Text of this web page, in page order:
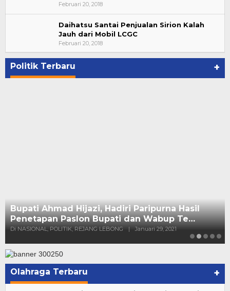
Februari 20, 2018
Daihatsu Santai Penjualan Sirion Kalah
Jauh dari Mobil LCGC
Februari 20, 2018
Politik Terbaru +
Bupati Ahmad Hijazi, Hadiri Paripurna Hasil
Penetapan Paslon Bupati dan Wabup Te…
Di NASIONAL, POLITIK, REJANG LEBONG
Olahraga Terbaru +